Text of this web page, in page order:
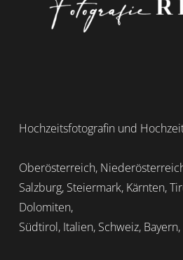
Hochzeitsfotografin und
Oberösterreich,
Salzburg, Steiermark, Kärnten,
Dolomiten,
Südtirol, Italien, Schweiz, Bayern,